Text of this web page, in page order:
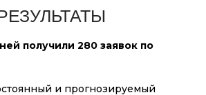
получили 280 заявок по
и прогнозируемый